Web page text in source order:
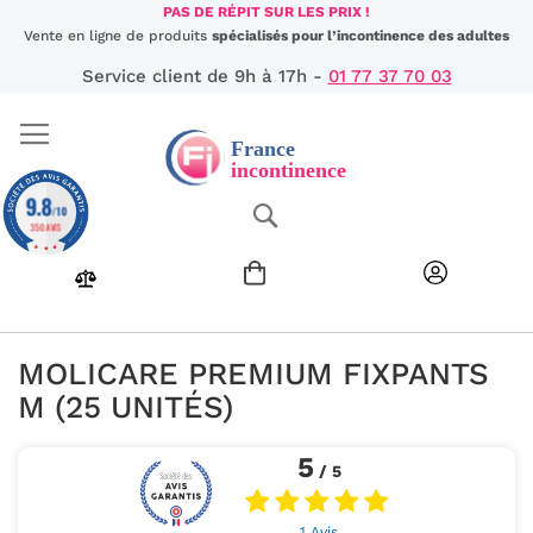
Aller
au
PAS DE RÉPIT SUR LES PRIX !
Vente en ligne de produits spécialisés pour l’incontinence des adultes
Service client de 9h à 17h - 01 77 37 70 03
MOLICARE PREMIUM FIXPANTS
M (25 UNITÉS)
5 / 5
9.8/10
350 AVIS